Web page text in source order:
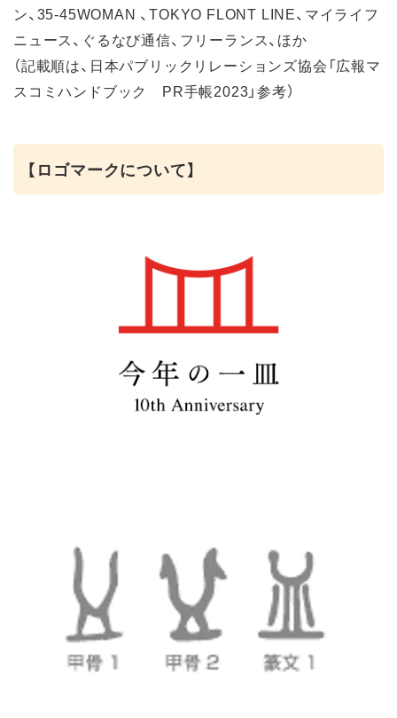
ン、35-45WOMAN 、TOKYO FLONT LINE、マイライフ
ニュース、ぐるなび通信、フリーランス、ほか
（記載順は、日本パブリックリレーションズ協会「広報マ
スコミハンドブック PR手帳2023」参考）
【ロゴマークについて】